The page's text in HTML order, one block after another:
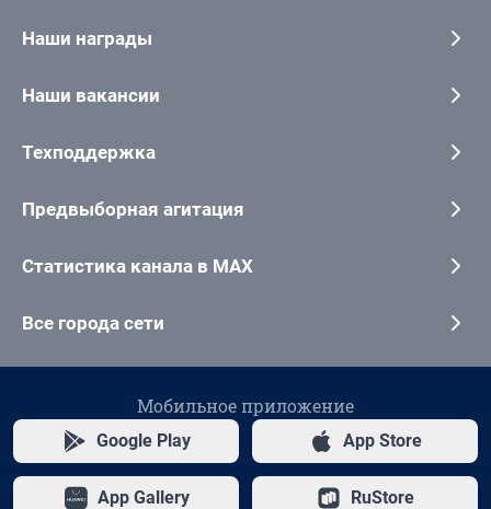
Наши награды
Наши вакансии
Техподдержка
Предвыборная агитация
Статистика канала в MAX
Все города сети
Мобильное приложение
Google Play App Store
App Gallery RuStore